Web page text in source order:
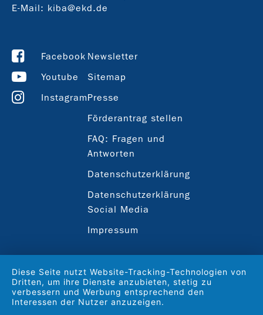
E-Mail: kiba@ekd.de
Facebook
Youtube
Instagram
Newsletter
Sitemap
Presse
Förderantrag stellen
FAQ: Fragen und
Antworten
Datenschutzerklärung
Datenschutzerklärung
Social Media
Impressum
Diese Seite nutzt Website-Tracking-Technologien von
Dritten, um ihre Dienste anzubieten, stetig zu
verbessern und Werbung entsprechend den
Interessen der Nutzer anzuzeigen.